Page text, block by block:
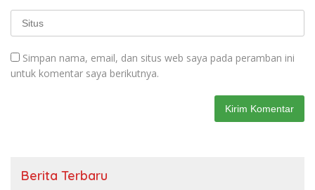
Simpan nama, email, dan situs web saya pada peramban ini
untuk komentar saya berikutnya.
Berita Terbaru